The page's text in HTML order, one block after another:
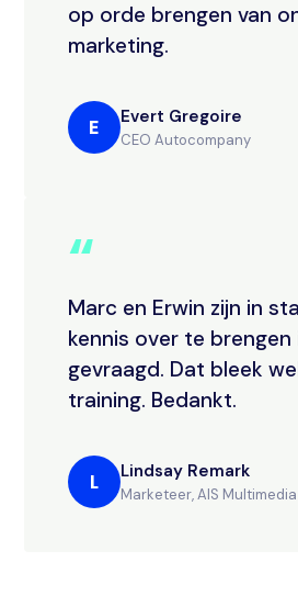
op orde brengen van
marketing.
E Evert Gregoire
CEO Autocompany
“
Marc en Erwin zijn in
kennis over te brengen
gevraagd. Dat bleek
training. Bedankt.
L Lindsay Remark
Marketeer, AIS Multimedia